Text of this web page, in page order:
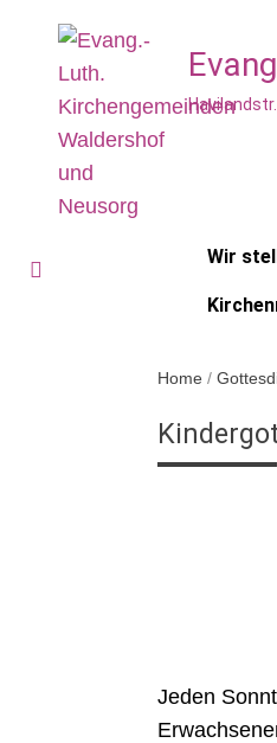
Wir
Home /
Jeden